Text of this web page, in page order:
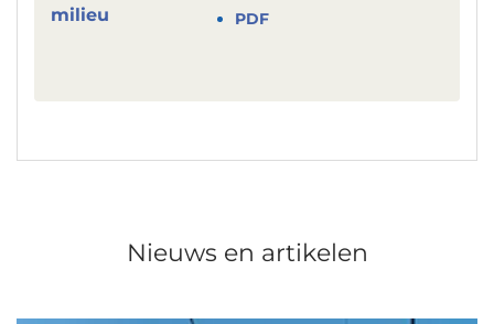
PDF
Nieuws en artikelen